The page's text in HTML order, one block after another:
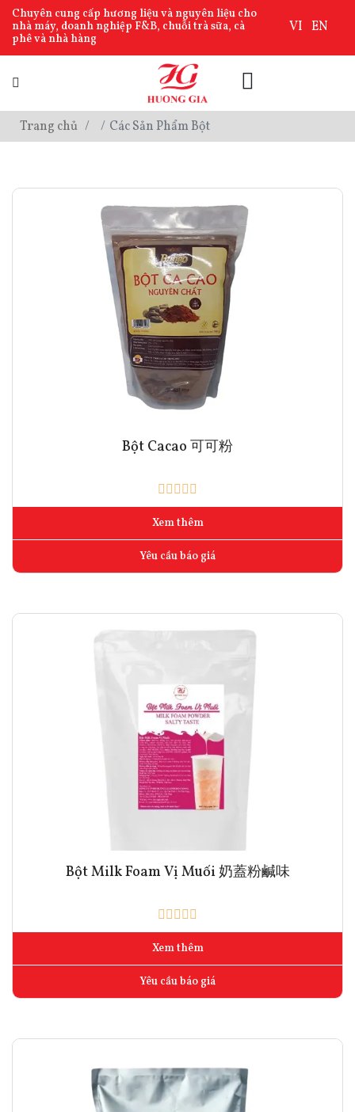
Chuyên cung cấp hương liệu và nguyên liệu cho
nhà máy, doanh nghiệp F&B, chuỗi trà sữa, cà
phê và nhà hàng
VI EN
Trang chủ Các Sản Phẩm Bột
Bột Cacao 可可粉
Xem thêm
Yêu cầu báo giá
Bột Milk Foam Vị Muối 奶蓋粉鹹味
Xem thêm
Yêu cầu báo giá